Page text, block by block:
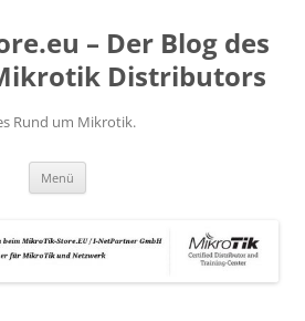
– Der Blog des
Distributors
Rund um Mikrotik.
Menü